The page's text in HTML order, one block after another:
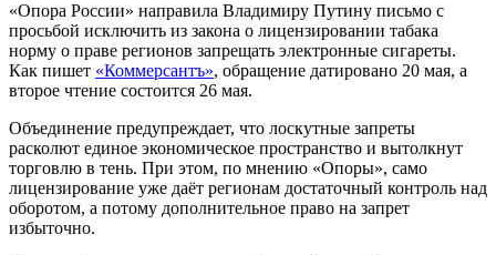
«Опора России» направила Владимиру Путину письмо с
просьбой исключить из закона о лицензировании табака
норму о праве регионов запрещать электронные сигареты.
Как пишет «Коммерсантъ», обращение датировано 20 мая, а
второе чтение состоится 26 мая.
Объединение предупреждает, что лоскутные запреты
расколют единое экономическое пространство и вытолкнут
торговлю в тень. При этом, по мнению «Опоры», само
лицензирование уже даёт регионам достаточный контроль над
оборотом, а потому дополнительное право на запрет
избыточно.